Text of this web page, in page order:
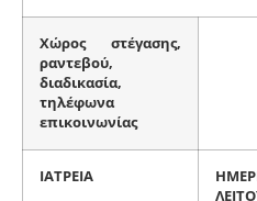
Χώρος στέγασης,
ραντεβού,
διαδικασία,
τηλέφωνα
επικοινωνίας
ΙΑΤΡΕΙΑ